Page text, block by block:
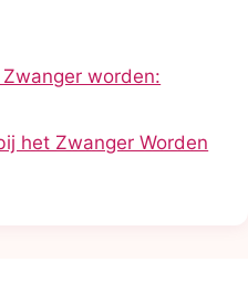
worden:
het Zwanger Worden